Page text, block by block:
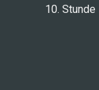
10. Stunde